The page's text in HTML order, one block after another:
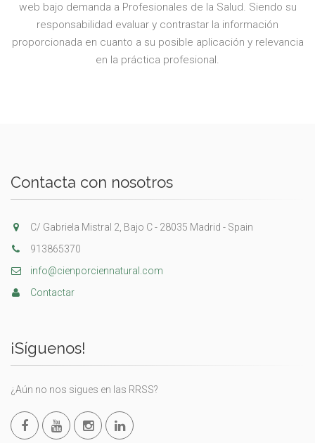
web bajo demanda a Profesionales de la Salud. Siendo su
responsabilidad evaluar y contrastar la información
proporcionada en cuanto a su posible aplicación y relevancia
en la práctica profesional.
Contacta con nosotros
C/ Gabriela Mistral 2, Bajo C - 28035 Madrid - Spain
913865370
info@cienporciennatural.com
Contactar
¡Síguenos!
¿Aún no nos sigues en las RRSS?